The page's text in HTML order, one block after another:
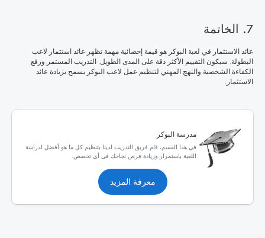
7. الخاتمة
عائد الاستثمار في لعبة البوكر هو قيمة إحصائية مهمة تظهر عائد استثمار لاعب
البطولة. سيكون التقييم الأكثر دقة على المدى الطويل. التدريب المستمر ورفع
الكفاءة الشخصية والنهج المهني لتنظيم عمل لاعب البوكر يسمح بزيادة عائد
الاستثمار.
مدرسة البوكر
في هذا القسم، قام فريق التدريب لدينا بتنظيم كل ما هو أفضل لدراسة
اللعبة باستمرار وزيادة فرص نجاحك في أي تخصص.
معرفة المزيد